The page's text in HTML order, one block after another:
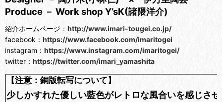
Produce － Work shop Y’sK(諸隈洋介)
紹介ホームページ： http://www.imari-tougei.co.jp/
facebook： https://www.facebook.com/imaritogei
instagram： https://www.instagram.com/imaritogei/
twitter： https://twitter.com/imari_yamashita
【注意：銅版転写について】
少しかすれた優しい藍色がレトロな風合いを感じさ